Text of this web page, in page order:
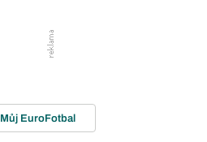
Můj EuroFotbal